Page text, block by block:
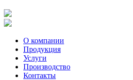
О компании
Продукция
Услуги
Производство
Контакты